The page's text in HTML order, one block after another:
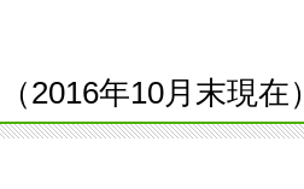
（2016年10月末現在）